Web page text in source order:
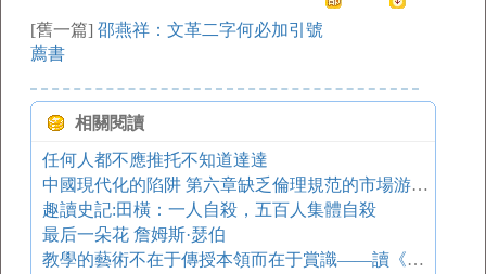
[舊一篇] 邵燕祥：文革二字何必加引號
薦書
相關閱讀
任何人都不應推托不知道達達
中國現代化的陷阱 第六章缺乏倫理規范的市場游戲-------兼論中國當代經濟倫理的劇變
趣讀史記:田橫：一人自殺，五百人集體自殺
最后一朵花 詹姆斯·瑟伯
教學的藝術不在于傳授本領而在于賞識——讀《賞識你的學生》有感